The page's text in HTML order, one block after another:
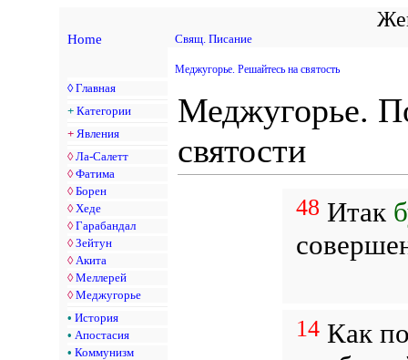
Home Свящ. Писание
◊ Главная
+ Категории
+ Явления
◊ Ла-Салетт
◊ Фатима
◊ Борен
◊ Хеде
◊ Гарабандал
◊ Зейтун
◊ Акита
◊ Меллерей
◊ Меджугорье
• История
• Апостасия
• Коммунизм
Меджугорье. Решайтесь на святость
Меджугорье.
святости
48 Итак
14Как